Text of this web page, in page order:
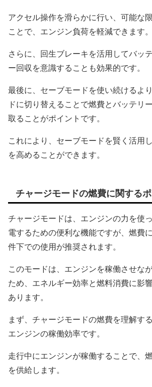
アクセル操作を滑らかに行い、可能な
ことで、エンジン負荷を軽減できます。
さらに、回生ブレーキを活用してバッ
ー回収を意識することも効果的です。
最後に、セーブモードを使い続けるよ
ドに切り替えることで燃費とバッテリ
取ることがポイントです。
これにより、セーブモードを賢く活用
を高めることができます。
チャージモードの燃費に関する
チャージモードは、エンジンの力を使
電するための便利な機能ですが、燃費
件下での使用が推奨されます。
このモードは、エンジンを稼働させな
ため、エネルギー効率と燃料消費に影
あります。
まず、チャージモードの燃費を理解す
エンジンの稼働効率です。
走行中にエンジンが稼働することで、
を供給します。